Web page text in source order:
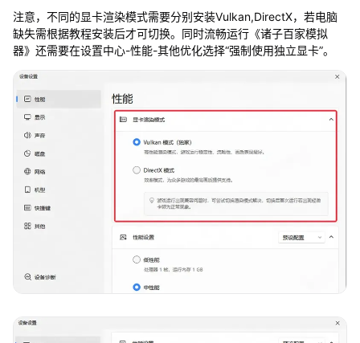
注意，不同的显卡渲染模式需要分别安装Vulkan,DirectX，若电脑
缺失需根据教程安装后才可切换。同时流畅运行《诸子百家模拟
器》还需要在设置中心-性能-其他优化选择“强制使用独立显卡”。